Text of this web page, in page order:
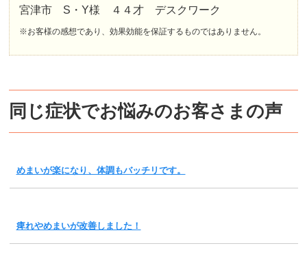
宮津市 S・Y様 ４４才 デスクワーク
※お客様の感想であり、効果効能を保証するものではありません。
同じ症状でお悩みのお客さまの声
めまいが楽になり、体調もバッチリです。
痺れやめまいが改善しました！